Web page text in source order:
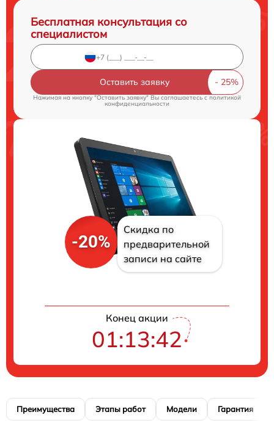
Бесплатная консультация со
специалистом
Оставить заявку
Нажимая на кнопку "Оставить заявку" Вы соглашаетесь cполитикой
конфиденциальности
-20%
Скидка по
предварительной
записи на сайте
Конец акции
01:13:40
Преимущества Этапы работ Модели Гарантия